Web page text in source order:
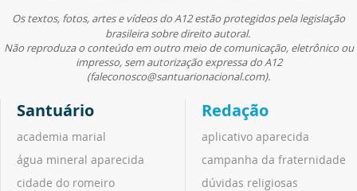
Os textos, fotos, artes e vídeos do A12 estão protegidos pela legislação
brasileira sobre direito autoral.
Não reproduza o conteúdo em outro meio de comunicação, eletrônico ou
impresso, sem autorização expressa do A12
(faleconosco@santuarionacional.com).
Santuário
academia marial
água mineral aparecida
cidade do romeiro
Redação
aplicativo aparecida
campanha da fraternidade
dúvidas religiosas